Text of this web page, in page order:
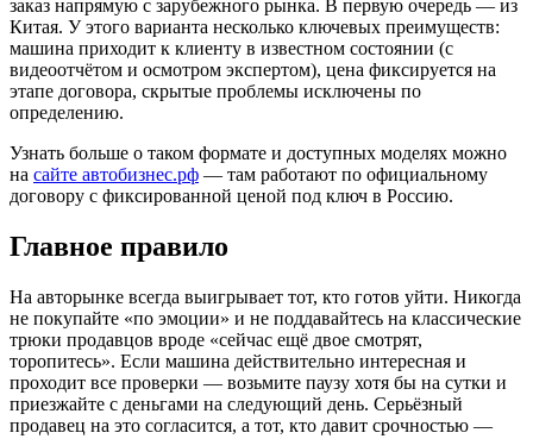
заказ напрямую с зарубежного рынка. В первую очередь — из
Китая. У этого варианта несколько ключевых преимуществ:
машина приходит к клиенту в известном состоянии (с
видеоотчётом и осмотром экспертом), цена фиксируется на
этапе договора, скрытые проблемы исключены по
определению.
Узнать больше о таком формате и доступных моделях можно
на сайте автобизнес.рф — там работают по официальному
договору с фиксированной ценой под ключ в Россию.
Главное правило
На авторынке всегда выигрывает тот, кто готов уйти. Никогда
не покупайте «по эмоции» и не поддавайтесь на классические
трюки продавцов вроде «сейчас ещё двое смотрят,
торопитесь». Если машина действительно интересная и
проходит все проверки — возьмите паузу хотя бы на сутки и
приезжайте с деньгами на следующий день. Серьёзный
продавец на это согласится, а тот, кто давит срочностью —